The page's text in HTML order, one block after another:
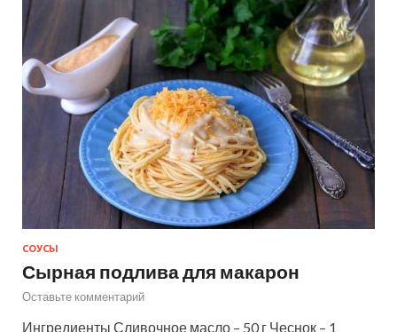
СОУСЫ
Сырная подлива для макарон
Оставьте комментарий
Ингредиенты Сливочное масло – 50 г Чеснок – 1